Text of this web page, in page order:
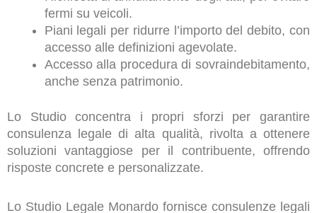
fermi su veicoli.
Piani legali per ridurre l’importo del debito, con
accesso alle definizioni agevolate.
Accesso alla procedura di sovraindebitamento,
anche senza patrimonio.
Lo Studio concentra i propri sforzi per garantire
consulenza legale di alta qualità, rivolta a ottenere
soluzioni vantaggiose per il contribuente, offrendo
risposte concrete e personalizzate.
Lo Studio Legale Monardo fornisce consulenze legali